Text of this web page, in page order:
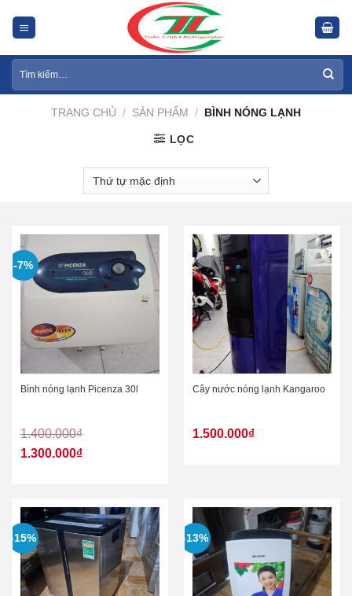
content
Tìm
kiếm:
TRANG CHỦ / SẢN PHẨM / BÌNH NÓNG LẠNH
LỌC
-7%
Bình nóng lạnh Picenza 30l
1.400.000₫
1.300.000₫
Cây nước nóng lạnh Kangaroo
1.500.000₫
-15% -13%